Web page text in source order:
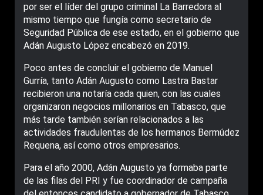
por ser el líder del grupo criminal La Barredora al
mismo tiempo que fungía como secretario de
Seguridad Pública de ese estado, en el gobierno que
Adán Augusto López encabezó en 2019.
Poco antes de concluir el gobierno de Manuel
Gurría, tanto Adán Augusto como Lastra Bastar
recibieron una notaría cada quien, con las cuales
organizaron negocios millonarios en Tabasco, que
más tarde también serían relacionados a las
actividades fraudulentas de los hermanos Bermúdez
Requena, así como otros empresarios.
Para el año 2000, Adán Augusto ya formaba parte
de las filas del PRI y fue coordinador de campaña